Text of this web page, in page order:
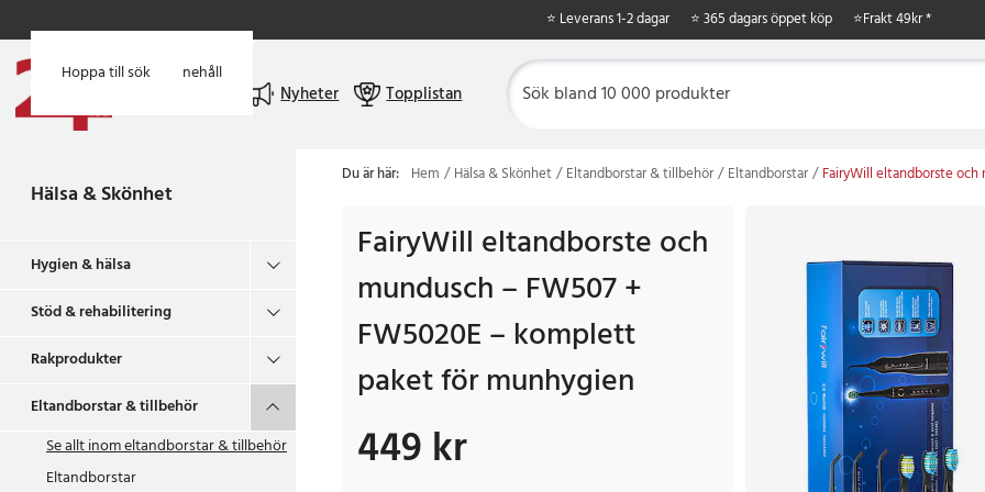
Hoppa till huvudinnehåll
Hoppa till sök
⭐ Leverans 1-2 dagar ⭐ 365 dagars öppet köp ⭐Frakt 49kr *
Nyheter Topplistan
Hälsa & Skönhet
Hygien & hälsa
Stöd & rehabilitering
Rakprodukter
Eltandborstar & tillbehör
Se allt inomeltandborstar & tillbehör
Eltandborstar
Du är här: Hem Hälsa & Skönhet Eltandborstar & tillbehör Eltandborstar FairyWill eltandborste
FairyWill eltandborste och
mundusch – FW507 +
FW5020E – komplett
paket för munhygien
Pris :449 kr
449 kr